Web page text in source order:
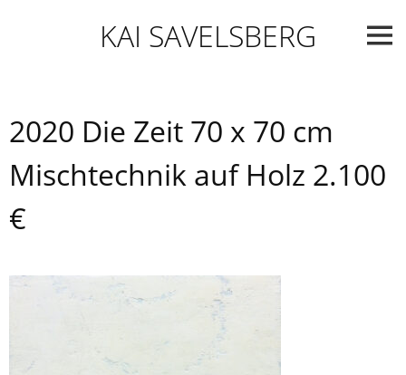
KAI SAVELSBERG
2020 Die Zeit 70 x 70 cm
Mischtechnik auf Holz 2.100
€